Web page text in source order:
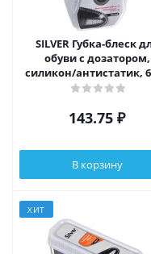
SILVER Губка-блеск
обуви с дозатором,
силикон/антистатик,
черный, PS3007-01/
143.75 ₽
В корзину
ХИТ